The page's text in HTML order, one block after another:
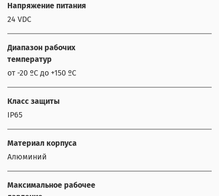
Напряжение питания
24 VDC
Диапазон рабочих
температур
от -20 ºС до +150 ºС
Класс защиты
IP65
Материал корпуса
Алюминий
Максимальное рабочее